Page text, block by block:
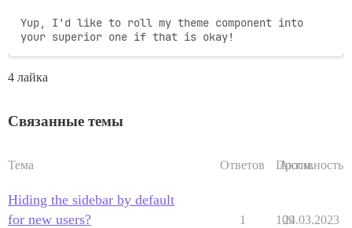
Yup, I'd like to roll my theme component into
your superior one if that is okay!
4 лайка
Связанные темы
Тема Ответов Просм.
Активность
Hiding the sidebar by default
for new users?
1 109
24.03.2023